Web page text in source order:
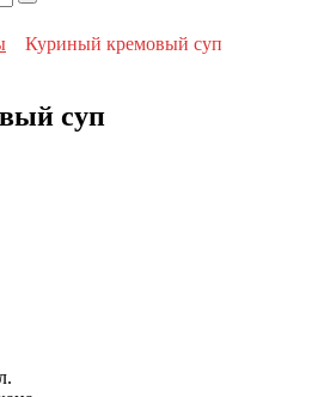
Куриный кремовый суп
суп